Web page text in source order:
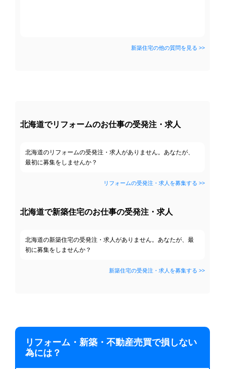
新築住宅の他の質問を見る >>
北海道でリフォームのお仕事の受発注・求人
北海道のリフォームの受発注・求人がありません。あなたが、
最初に募集をしませんか？
リフォームの受発注・求人を募集する >>
北海道で新築住宅のお仕事の受発注・求人
北海道の新築住宅の受発注・求人がありません。あなたが、最
初に募集をしませんか？
新築住宅の受発注・求人を募集する >>
リフォーム・新築・不動産売買で損しない
為には？